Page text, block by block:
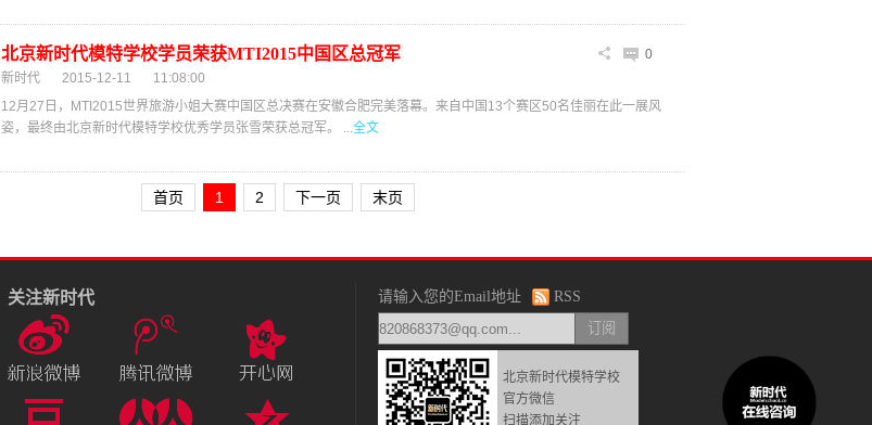
北京新时代模特学校学员荣获MTI2015中国区总冠军
0
新时代
2015-12-11
11:08:00
12月27日，MTI2015世界旅游小姐大赛中国区总决赛在安徽合肥完美落幕。来自中国13个赛区50名佳丽在此一展风
姿，最终由北京新时代模特学校优秀学员张雪荣获总冠军。 ...全文
首页 1 2 下一页 末页
关注新时代 请输入您的Email地址 RSS
北京新时代模特学校
官方微信
扫描添加关注